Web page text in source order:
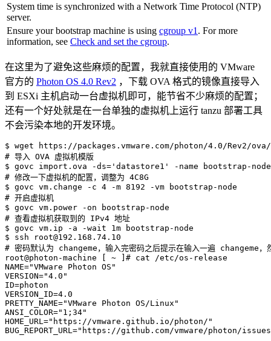
System time is synchronized with a Network Time Protocol (NTP)
server.
Ensure your bootstrap machine is using cgroup v1 . For more
information, see Check and set the cgroup.
在这里为了避免这些麻烦的配置，我就直接使用的 VMware
官方的 Photon OS 4.0 Rev2 ，下载 OVA 格式的镜像直接导入
到 ESXi 主机启动一台虚拟机即可，能节省不少麻烦的配置；
还有一个好处就是在一台单独的虚拟机上运行 tanzu 部署工具
不会污染本地的开发环境。
$ wget
# 导入 OVA 虚拟机模版
$ govc import.ova
-ds= 'datastore1'
-name
# 修改一下虚拟机的配置，调整为 4C8G
$ govc vm.change
-c 4 -m 8192 -vm
# 开启虚拟机
$ govc vm.power
-on
# 查看虚拟机获取到的 IPv4 地址
$ govc vm.ip
-a -wait 1m bootstrap-node
$ ssh
root@192.168.74.10
# 密码默认为 changeme，输入完密码之后提示在输入一遍 changeme，
root@photon-machine
[ ~ ] # cat /etc/os-release
NAME="VMware Photon OS"
VERSION="4.0"
ID=
VERSION_ID=4.0
PRETTY_NAME="VMware Photon OS/Linux"
ANSI_COLOR="1;34"
HOME_URL ="https://vmware.github.io/photon/"
BUG_REPORT_URL ="https://github.com/vmware/photon/